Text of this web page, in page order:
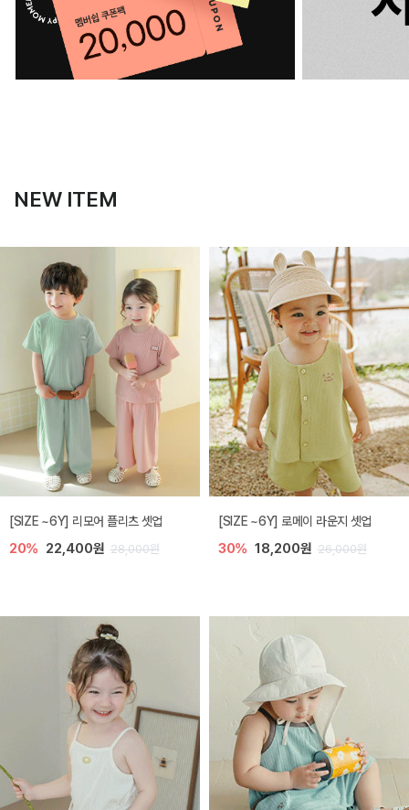
NEW ITEM
[SIZE ~6Y] 리모어 플리츠 셋업
20% 22,400원 28,000원
[SIZE ~6Y] 로메이 라운지 셋업
30% 18,200원 26,000원